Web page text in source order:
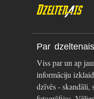
Par
Viss par un ap
informāciju
dzīvēs - skandāli,